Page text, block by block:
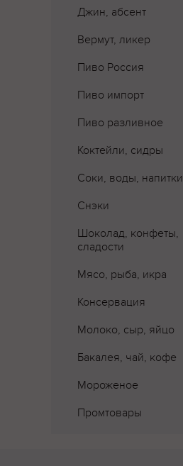
Джин, абсент
Вермут, ликер
Пиво Россия
Пиво импорт
Пиво разливное
Коктейли, сидры
Соки, воды, напитки
Снэки
Шоколад, конфеты,
сладости
Мясо, рыба, икра
Консервация
Молоко, сыр, яйцо
Бакалея, чай, кофе
Мороженое
Промтовары